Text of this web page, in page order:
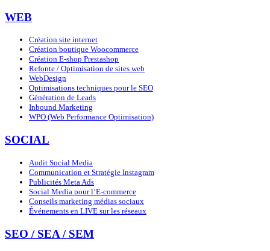
WEB
Création site internet
Création boutique Woocommerce
Création E-shop Prestashop
Refonte / Optimisation de sites web
WebDesign
Optimisations techniques pour le SEO
Génération de Leads
Inbound Marketing
WPO (Web Performance Optimisation)
SOCIAL
Audit Social Media
Communication et Stratégie Instagram
Publicités Meta Ads
Social Media pour l’E-commerce
Conseils marketing médias sociaux
Événements en LIVE sur les réseaux
SEO / SEA / SEM